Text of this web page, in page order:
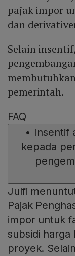
pajak impor
dan
Selain
pemerintah.
FAQ
• Insentif
kepada
Julfi
Pajak
impor untuk
subsidi harga
proyek.